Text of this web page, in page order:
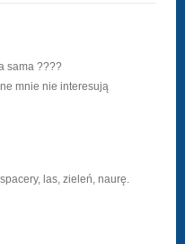
sama ????
mnie nie interesują
las, zieleń, naurę.